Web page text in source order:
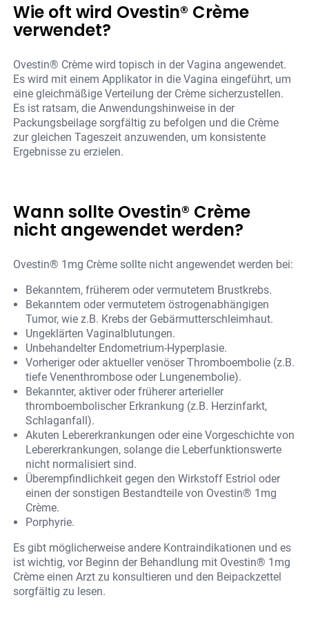
Wie oft wird Ovestin® Crème
verwendet?
Ovestin® Crème wird topisch in der Vagina angewendet.
Es wird mit einem Applikator in die Vagina eingeführt, um
eine gleichmäßige Verteilung der Crème sicherzustellen.
Es ist ratsam, die Anwendungshinweise in der
Packungsbeilage sorgfältig zu befolgen und die Crème
zur gleichen Tageszeit anzuwenden, um konsistente
Ergebnisse zu erzielen.
Wann sollte Ovestin® Crème
nicht angewendet werden?
Ovestin® 1mg Crème sollte nicht angewendet werden bei:
Bekanntem, früherem oder vermutetem Brustkrebs.
Bekanntem oder vermutetem östrogenabhängigen
Tumor, wie z.B. Krebs der Gebärmutterschleimhaut.
Ungeklärten Vaginalblutungen.
Unbehandelter Endometrium-Hyperplasie.
Vorheriger oder aktueller venöser Thromboembolie (z.B.
tiefe Venenthrombose oder Lungenembolie).
Bekannter, aktiver oder früherer arterieller
thromboembolischer Erkrankung (z.B. Herzinfarkt,
Schlaganfall).
Akuten Lebererkrankungen oder eine Vorgeschichte von
Lebererkrankungen, solange die Leberfunktionswerte
nicht normalisiert sind.
Überempfindlichkeit gegen den Wirkstoff Estriol oder
einen der sonstigen Bestandteile von Ovestin® 1mg
Crème.
Porphyrie.
Es gibt möglicherweise andere Kontraindikationen und es
ist wichtig, vor Beginn der Behandlung mit Ovestin® 1mg
Crème einen Arzt zu konsultieren und den Beipackzettel
sorgfältig zu lesen.